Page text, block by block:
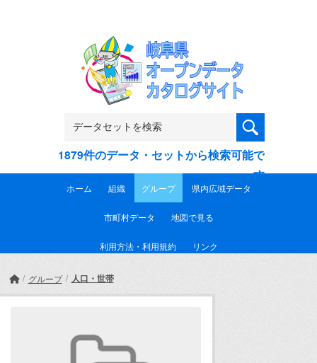
1879件のデータ・セットから検索可能で
す
ホーム 組織 グループ 県内広域データ
市町村データ 地図で見る
利用方法・利用規約 リンク
グループ 人口・世帯